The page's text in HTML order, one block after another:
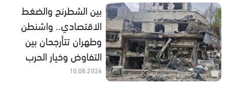
بين الشطرنج والضغط
الاقتصادي.. واشنطن
وطهران تتأرجحان بين
التفاوض وخيار الحرب
10.08.2026